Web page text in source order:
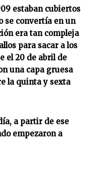
estaban cubiertos
se convertía en un
era tan compleja
para sacar a los
el 20 de abril de
una capa gruesa
la quinta y sexta
a partir de ese
empezaron a